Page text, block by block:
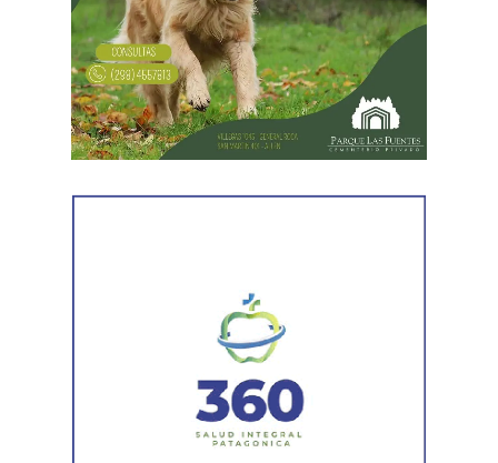
Rodolfo Aguiar, al iniciar la exposición por parte del
FreSU, que solicitó la audiencia junto con el Centro de
Estudios Legales y Sociales (CELS) y el Sindicato de
Prensa de Buenos Aires (SiPreBA). Participaron también
representantes de la Asociación de Abogados
Laboralistas, Mariana Amartino y Matías Cremonte, y el
Trabajo (ANJUT), Juan Orsini.
muerta. Con esta reforma, estamos frente a un régimen de
compraventa de la fuerza de trabajo. En la Argentina,
enfrentamos un ataque al Estado de Derecho, a la
democracia, a la Constitución Nacional y al sistema
interamericano de derechos humanos. Por eso es que
esta comisión debe actuar».